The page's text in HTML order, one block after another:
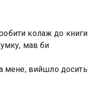
колаж до книги
мав би
мене, вийшло досить